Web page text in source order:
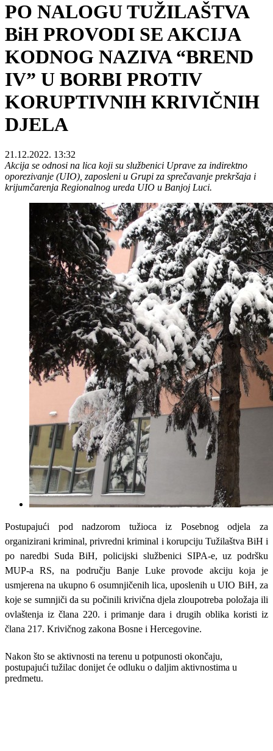
PO NALOGU TUŽILAŠTVA
BiH PROVODI SE AKCIJA
KODNOG NAZIVA “BREND
IV” U BORBI PROTIV
KORUPTIVNIH KRIVIČNIH
DJELA
21.12.2022. 13:32
Akcija se odnosi na lica koji su službenici Uprave za indirektno
oporezivanje (UIO), zaposleni u Grupi za sprečavanje prekršaja i
krijumčarenja Regionalnog ureda UIO u Banjoj Luci.
Postupajući pod nadzorom tužioca iz Posebnog odjela za
organizirani kriminal, privredni kriminal i korupciju Tužilaštva BiH i
po naredbi Suda BiH, policijski službenici SIPA-e, uz podršku
MUP-a RS, na području Banje Luke provode akciju koja je
usmjerena na ukupno 6 osumnjičenih lica, uposlenih u UIO BiH, za
koje se sumnjiči da su počinili krivična djela zloupotreba položaja ili
ovlaštenja iz člana 220. i primanje dara i drugih oblika koristi iz
člana 217. Krivičnog zakona Bosne i Hercegovine.
Nakon što se aktivnosti na terenu u potpunosti okončaju,
postupajući tužilac donijet će odluku o daljim aktivnostima u
predmetu.